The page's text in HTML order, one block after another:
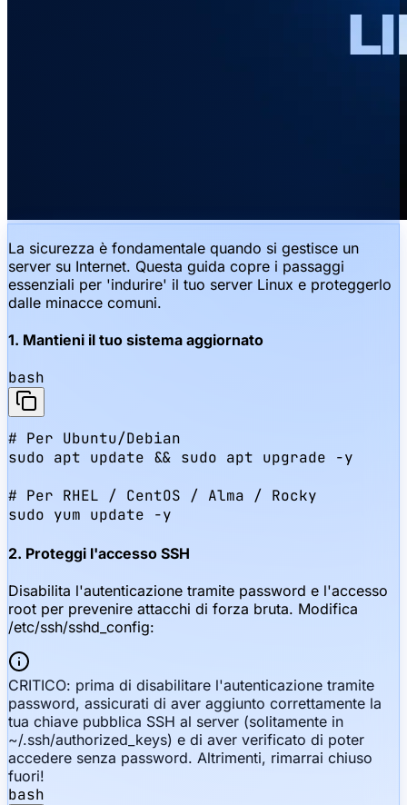
La sicurezza è fondamentale quando si gestisce un
server su Internet. Questa guida copre i passaggi
essenziali per 'indurire' il tuo server Linux e proteggerlo
dalle minacce comuni.
1. Mantieni il tuo sistema aggiornato
bash
# Per Ubuntu/Debian
sudo apt update && sudo apt upgrade -y
# Per RHEL / CentOS / Alma / Rocky
sudo yum update -y
2. Proteggi l'accesso SSH
Disabilita l'autenticazione tramite password e l'accesso
root per prevenire attacchi di forza bruta. Modifica
/etc/ssh/sshd_config:
CRITICO: prima di disabilitare l'autenticazione tramite
password, assicurati di aver aggiunto correttamente la
tua chiave pubblica SSH al server (solitamente in
~/.ssh/authorized_keys) e di aver verificato di poter
accedere senza password. Altrimenti, rimarrai chiuso
fuori!
bash